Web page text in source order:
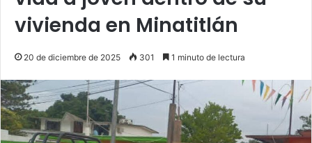
vivienda en Minatitlán
20 de diciembre de 2025 301 1 minuto de lectura